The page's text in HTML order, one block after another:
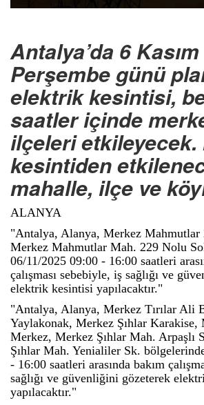
Antalya’da 6
Perşembe günü
elektrik kesintisi,
saatler içinde
ilçeleri etkileyecek.
kesintiden
mahalle, ilçe ve
ALANYA
"Antalya, Alanya, Merkez Mahmutlar
Merkez Mahmutlar Mah. 229 Nolu
06/11/2025 09:00 - 16:00 saatleri
çalışması sebebiyle, iş sağlığı ve
elektrik kesintisi yapılacaktır."
"Antalya, Alanya, Merkez Tırılar Ali
Yaylakonak, Merkez Şıhlar Karakise,
Merkez, Merkez Şıhlar Mah. Arpaşlı
Şıhlar Mah. Yenialiler Sk.
- 16:00 saatleri arasında bakım
sağlığı ve güvenliğini gözeterek
yapılacaktır."